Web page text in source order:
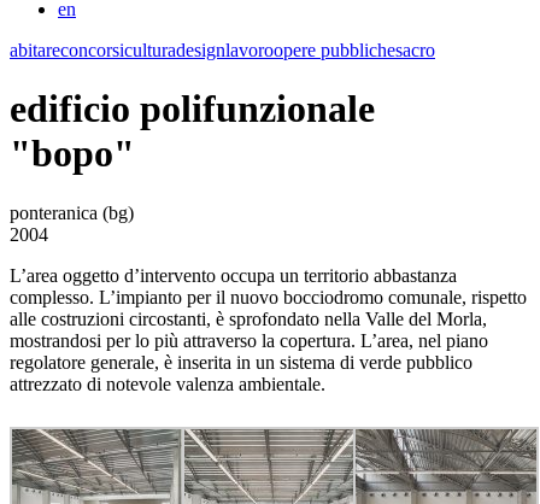
en
abitareconcorsiculturadesignlavoroopere pubblichesacro
edificio polifunzionale
"bopo"
ponteranica (bg)
2004
L’area oggetto d’intervento occupa un territorio abbastanza
complesso. L’impianto per il nuovo bocciodromo comunale, rispetto
alle costruzioni circostanti, è sprofondato nella Valle del Morla,
mostrandosi per lo più attraverso la copertura. L’area, nel piano
regolatore generale, è inserita in un sistema di verde pubblico
attrezzato di notevole valenza ambientale.